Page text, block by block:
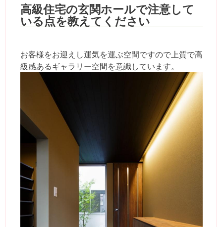
高級住宅の玄関ホールで注意して
いる点を教えてください
お客様をお迎えし運気を運ぶ空間ですので上質で高
級感あるギャラリー空間を意識しています。